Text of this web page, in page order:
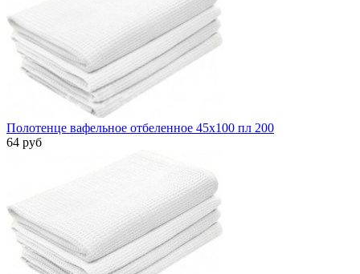
Полотенце вафельное отбеленное 45х100 пл 200
64 руб